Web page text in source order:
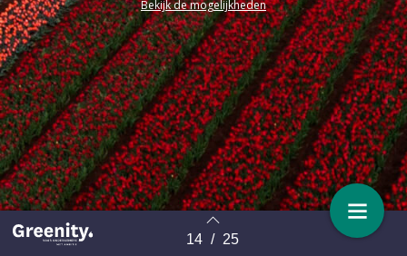
Terug naar overzicht 14 / 25
Bekijk de mogelijkheden